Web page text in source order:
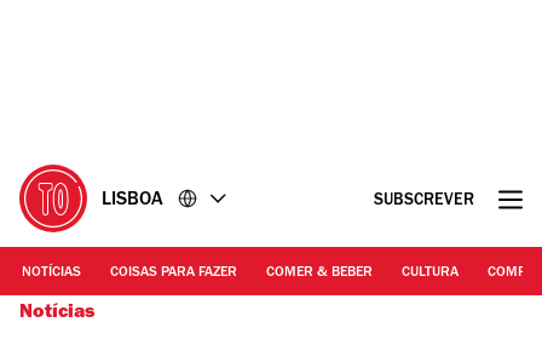
LISBOA SUBSCREVER
NOTÍCIAS COISAS PARA FAZER COMER & BEBER CULTURA
Notícias